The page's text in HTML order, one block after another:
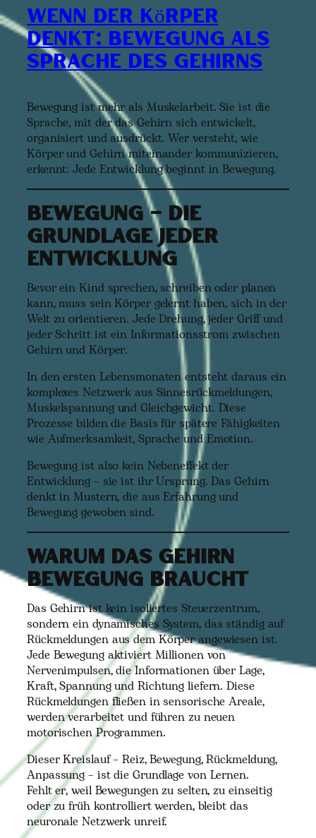
Wenn der Körper
denkt: Bewegung als
Sprache des Gehirns
Bewegung ist mehr als Muskelarbeit. Sie ist die
Sprache, mit der das Gehirn sich entwickelt,
organisiert und ausdrückt. Wer versteht, wie
Körper und Gehirn miteinander kommunizieren,
erkennt: Jede Entwicklung beginnt in Bewegung.
Bewegung – die
Grundlage jeder
Entwicklung
Bevor ein Kind sprechen, schreiben oder planen
kann, muss sein Körper gelernt haben, sich in der
Welt zu orientieren. Jede Drehung, jeder Griff und
jeder Schritt ist ein Informationsstrom zwischen
Gehirn und Körper.
In den ersten Lebensmonaten entsteht daraus ein
komplexes Netzwerk aus Sinnesrückmeldungen,
Muskelspannung und Gleichgewicht. Diese
Prozesse bilden die Basis für spätere Fähigkeiten
wie Aufmerksamkeit, Sprache und Emotion.
Bewegung ist also kein Nebeneffekt der
Entwicklung – sie ist ihr Ursprung. Das Gehirn
denkt in Mustern, die aus Erfahrung und
Bewegung gewoben sind.
Warum das Gehirn
Bewegung braucht
Das Gehirn ist kein isoliertes Steuerzentrum,
sondern ein dynamisches System, das ständig auf
Rückmeldungen aus dem Körper angewiesen ist.
Jede Bewegung aktiviert Millionen von
Nervenimpulsen, die Informationen über Lage,
Kraft, Spannung und Richtung liefern. Diese
Rückmeldungen fließen in sensorische Areale,
werden verarbeitet und führen zu neuen
motorischen Programmen.
Dieser Kreislauf – Reiz, Bewegung, Rückmeldung,
Anpassung – ist die Grundlage von Lernen.
Fehlt er, weil Bewegungen zu selten, zu einseitig
oder zu früh kontrolliert werden, bleibt das
neuronale Netzwerk unreif.